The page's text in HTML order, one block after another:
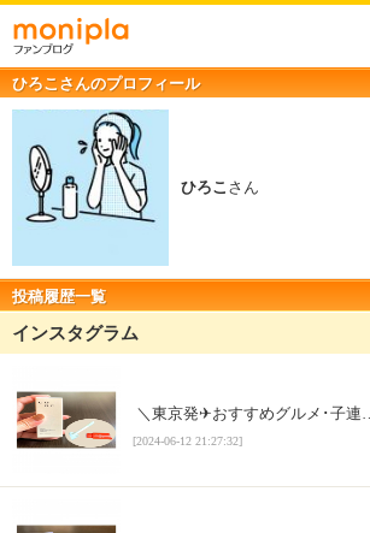
ひろこさんのプロフィール
ひろこ さん
投稿履歴一覧
インスタグラム
⁡ ＼東京発✈︎おすすめグルメ･子連…
[2024-06-12 21:27:32]